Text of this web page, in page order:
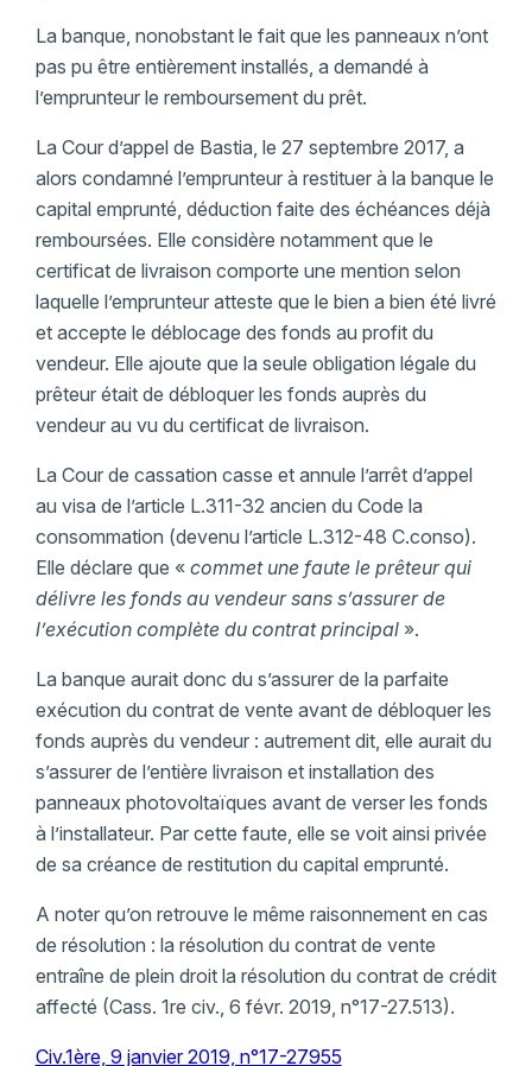
La banque, nonobstant le fait que les panneaux n’ont
pas pu être entièrement installés, a demandé à
l’emprunteur le remboursement du prêt.
La Cour d’appel de Bastia, le 27 septembre 2017, a
alors condamné l’emprunteur à restituer à la banque le
capital emprunté, déduction faite des échéances déjà
remboursées. Elle considère notamment que le
certificat de livraison comporte une mention selon
laquelle l’emprunteur atteste que le bien a bien été livré
et accepte le déblocage des fonds au profit du
vendeur. Elle ajoute que la seule obligation légale du
prêteur était de débloquer les fonds auprès du
vendeur au vu du certificat de livraison.
La Cour de cassation casse et annule l’arrêt d’appel
au visa de l’article L.311-32 ancien du Code la
consommation (devenu l’article L.312-48 C.conso).
Elle déclare que « commet une faute le prêteur qui
délivre les fonds au vendeur sans s’assurer de
l’exécution complète du contrat principal ».
La banque aurait donc du s’assurer de la parfaite
exécution du contrat de vente avant de débloquer les
fonds auprès du vendeur : autrement dit, elle aurait du
s’assurer de l’entière livraison et installation des
panneaux photovoltaïques avant de verser les fonds
à l’installateur. Par cette faute, elle se voit ainsi privée
de sa créance de restitution du capital emprunté.
A noter qu’on retrouve le même raisonnement en cas
de résolution : la résolution du contrat de vente
entraîne de plein droit la résolution du contrat de crédit
affecté (Cass. 1re civ., 6 févr. 2019, n°17-27.513).
Civ.1ère, 9 janvier 2019, n°17-27955